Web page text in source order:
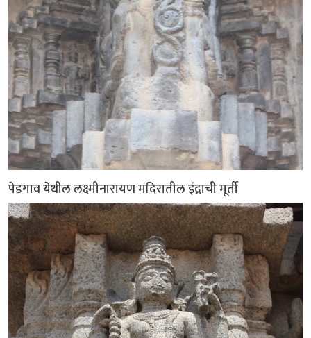
पेडगाव येथील लक्ष्मीनारायण मंदिरातील इंद्राची मूर्ती